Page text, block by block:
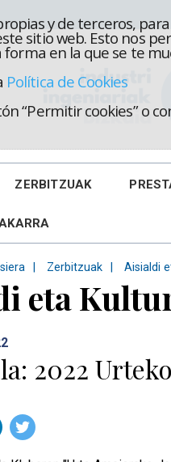
y de terceros,
sitio web. Esto nos
en la que se te
Política de Cookies
“Permitir cookies” o
ZERBITZUAK
Zerbitzuak Aisialdi
eta
2022